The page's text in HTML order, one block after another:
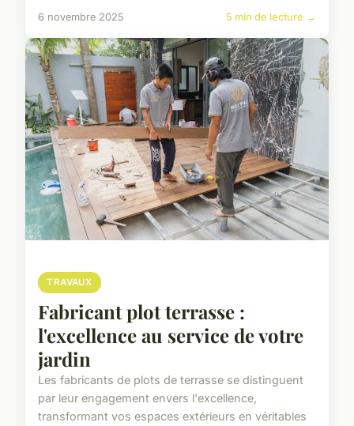
6 novembre 2025 5 min de lecture →
TRAVAUX
Fabricant plot terrasse :
l'excellence au service de votre
jardin
Les fabricants de plots de terrasse se distinguent
par leur engagement envers l'excellence,
transformant vos espaces extérieurs en véritables